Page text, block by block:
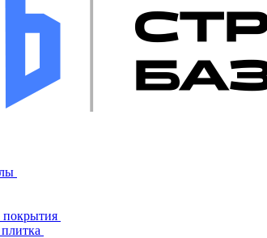
покрытия